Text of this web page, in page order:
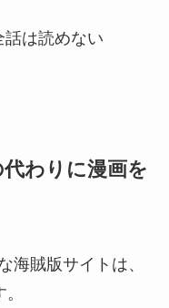
は読めない
わりに漫画を
海賊版サイトは、